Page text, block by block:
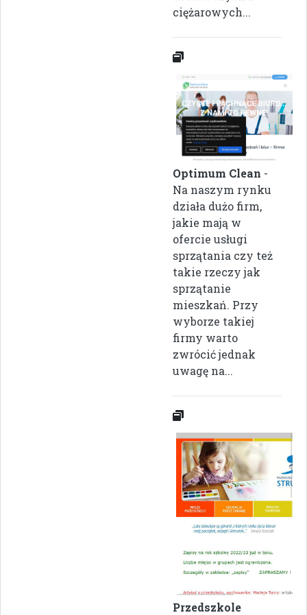
ciężarowych...
Optimum Clean -
Na naszym rynku
działa dużo firm,
jakie mają w
ofercie usługi
sprzątania czy też
takie rzeczy jak
sprzątanie
mieszkań. Przy
wyborze takiej
firmy warto
zwrócić jednak
uwagę na...
Przedszkole